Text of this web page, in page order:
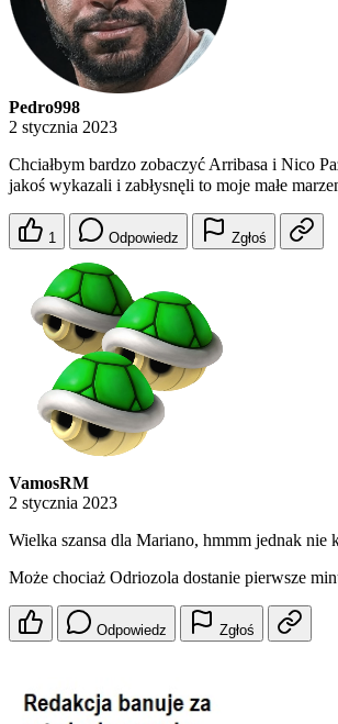
Pedro998
2 stycznia 2023
Chciałbym bardzo zobaczyć Arribasa i Nico
jakoś wykazali i zabłysnęli to moje małe
1 Odpowiedz Zgłoś
VamosRM
2 stycznia 2023
Wielka szansa dla Mariano, hmmm jednak nie
Może chociaż Odriozola dostanie pierwsze
Odpowiedz Zgłoś